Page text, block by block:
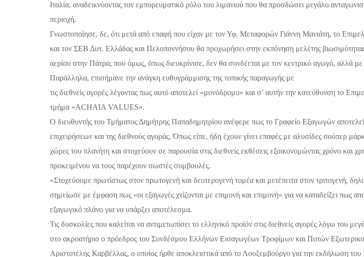
Ιταλία, αναδεικνύοντας τον εμπορευματικό ρόλο του λιμανιού που θα προσδώσει μεγάλο
περιοχή.
Γνωστοποίησε, δε, ότι μετά από επαφή που είχαν με τον Υφ. Μεταφορών Γιάννη Μανιάτη, το
και τον ΣΕΒ Δυτ. Ελλάδας και Πελοποννήσου θα προχωρήσει στην εκπόνηση μελέτης
αερίου στην Πάτρα, που όμως, όπως διευκρίνισε, δεν θα συνδέεται με τον κεντρικό αγωγό, αλλά
Παράλληλα, επισήμανε την ανάγκη ευθυγράμμισης της τοπικής παραγωγής με
τις διεθνείς αγορές λέγοντας πως αυτό αποτελεί «μονόδρομο» και σ’ αυτήν την κατεύθυνση το
τμήμα «ACHAIA VALUES».
Ο διευθυντής του Τμήματος Δημήτρης Παπαδημητρίου ανέφερε πως το Γραφείο Εξαγωγών
επιχειρήσεων και της διεθνούς αγοράς. Όπως είπε, ήδη έχουν γίνει επαφές με αλυσίδες σούπερ
χώρες του πλανήτη και στοχεύουν σε παρουσία στις διεθνείς εκθέσεις εξοικονομώντας χρόνο και
προκειμένου να τους παρέχουν σωστές συμβουλές.
«Στοχεύουμε πρωτίστως στον πρωτογενή και δευτερογενή τομέα και μετέπειτα στον τριτογενή,
σημείωσε με έμφαση πως «οι εξαγωγές χτίζονται με επιμονή και επιμονή» για να καταδείξει πως
εξαγωγικό πλάνο για να υπάρξει αποτέλεσμα.
Τις δυσκολίες που καλείται να αντιμετωπίσει το ελληνικό προϊόν στις διεθνείς αγορές λόγω του
στο ακροατήριο ο πρόεδρος του Συνδέσμου Ελλήνων Εισαγωγέων Τροφίμων και Ποτών
Αριστοτέλης Καρβέλλας, ο οποίος ήρθε αποκλειστικά από το Λουξεμβούργο για την εκδήλωση του